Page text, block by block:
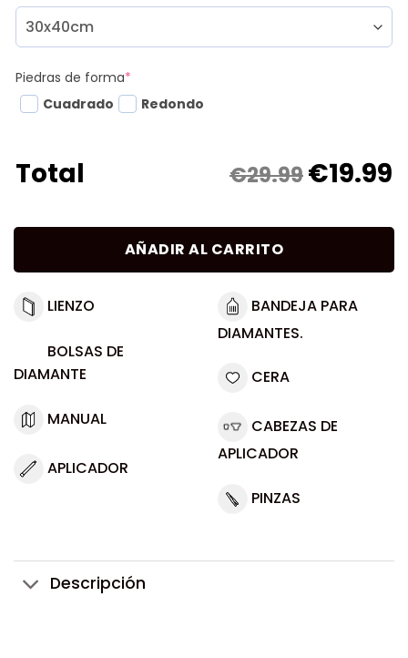
Piedras de forma*
Cuadrado
Redondo
Total €29.99€19.99
AÑADIR AL CARRITO
LIENZO
BOLSAS DE
DIAMANTE
MANUAL
APLICADOR
BANDEJA PARA
DIAMANTES.
CERA
CABEZAS DE
APLICADOR
PINZAS
Descripción